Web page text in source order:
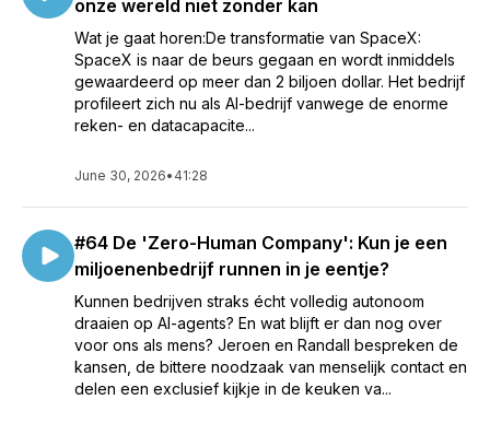
onze wereld niet zonder kan
Wat je gaat horen:De transformatie van SpaceX:
SpaceX is naar de beurs gegaan en wordt inmiddels
gewaardeerd op meer dan 2 biljoen dollar. Het bedrijf
profileert zich nu als AI-bedrijf vanwege de enorme
reken- en datacapacite...
June 30, 2026• 41:28
#64 De 'Zero-Human Company': Kun je een
miljoenenbedrijf runnen in je eentje?
Kunnen bedrijven straks écht volledig autonoom
draaien op AI-agents? En wat blijft er dan nog over
voor ons als mens? Jeroen en Randall bespreken de
kansen, de bittere noodzaak van menselijk contact en
delen een exclusief kijkje in de keuken va...